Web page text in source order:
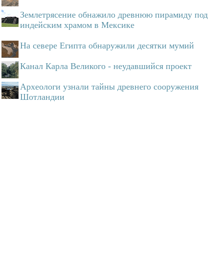
Землетрясение обнажило древнюю пирамиду под
индейским храмом в Мексике
На севере Египта обнаружили десятки мумий
Канал Карла Великого - неудавшийся проект
Археологи узнали тайны древнего сооружения
Шотландии